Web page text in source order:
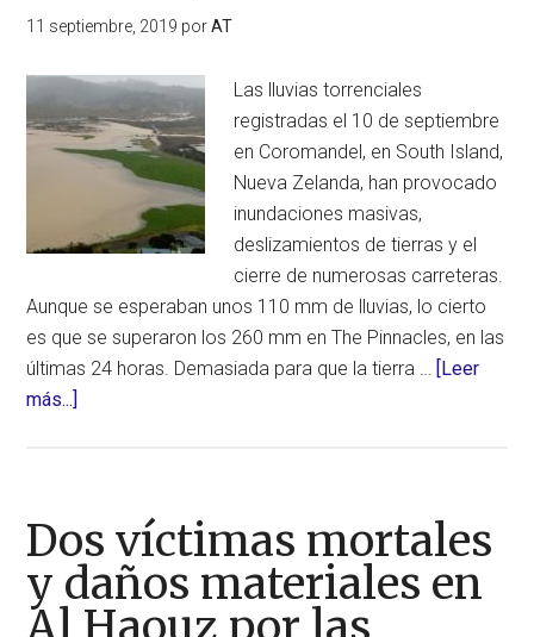
11 septiembre, 2019 porAT
Las lluvias torrenciales
registradas el 10 de septiembre
en Coromandel, en South Island,
Nueva Zelanda, han provocado
inundaciones masivas,
deslizamientos de tierras y el
cierre de numerosas carreteras.
Aunque se esperaban unos 110 mm de lluvias, lo cierto
es que se superaron los 260 mm en The Pinnacles, en las
últimas 24 horas. Demasiada para que la tierra … [Leer
más...]
deslizamientos
de
tierras
y
Dos víctimas mortales
y daños materiales en